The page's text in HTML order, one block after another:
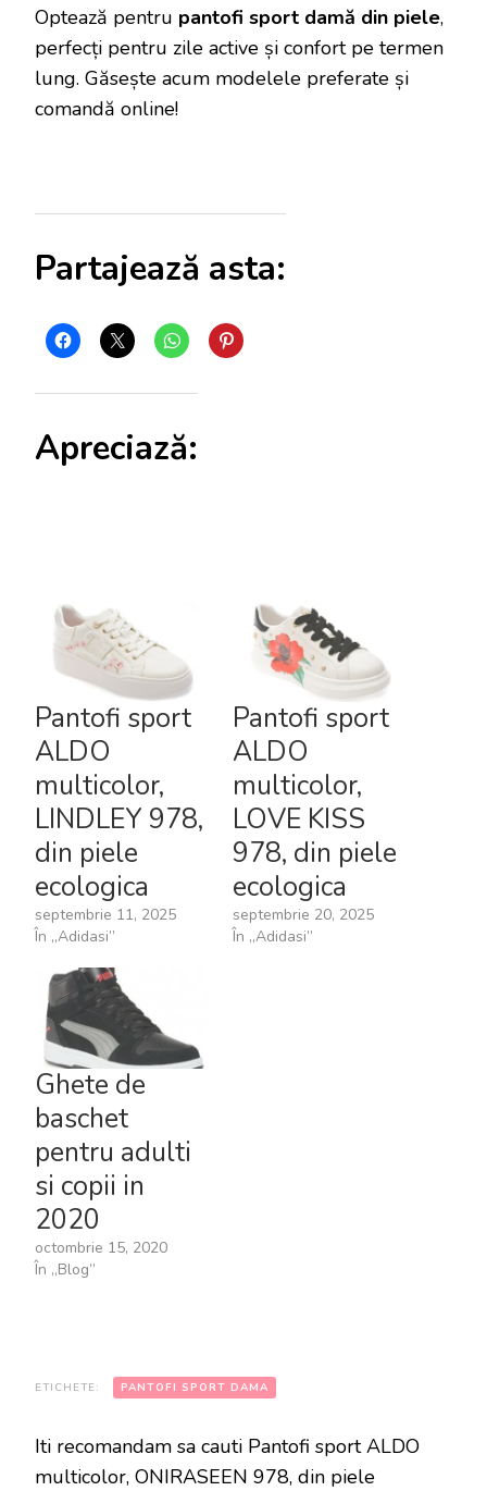
Optează pentru pantofi sport damă din piele,
perfecți pentru zile active și confort pe termen
lung. Găsește acum modelele preferate și
comandă online!
Partajează asta:
Apreciază:
Pantofi sport
ALDO
multicolor,
LINDLEY 978,
din piele
ecologica
septembrie 11, 2025
În „Adidasi”
Pantofi sport
ALDO
multicolor,
LOVE KISS
978, din piele
ecologica
septembrie 20, 2025
În „Adidasi”
Ghete de
baschet
pentru adulti
si copii in
2020
octombrie 15, 2020
În „Blog”
ETICHETE: PANTOFI SPORT DAMA
Iti recomandam sa cauti Pantofi sport ALDO
multicolor, ONIRASEEN 978, din piele